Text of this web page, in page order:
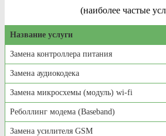
(наиболее частые
Название услуги
Замена контроллера питания
Замена аудиокодека
Замена микросхемы (модуль) wi-fi
Реболлинг модема (Baseband)
Замена усилителя GSM